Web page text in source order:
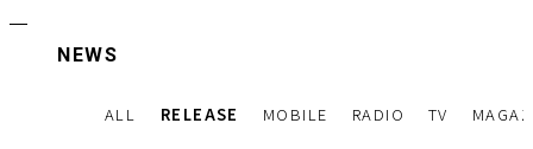
NEWS
ALL RELEASE MOBILE RADIO TV